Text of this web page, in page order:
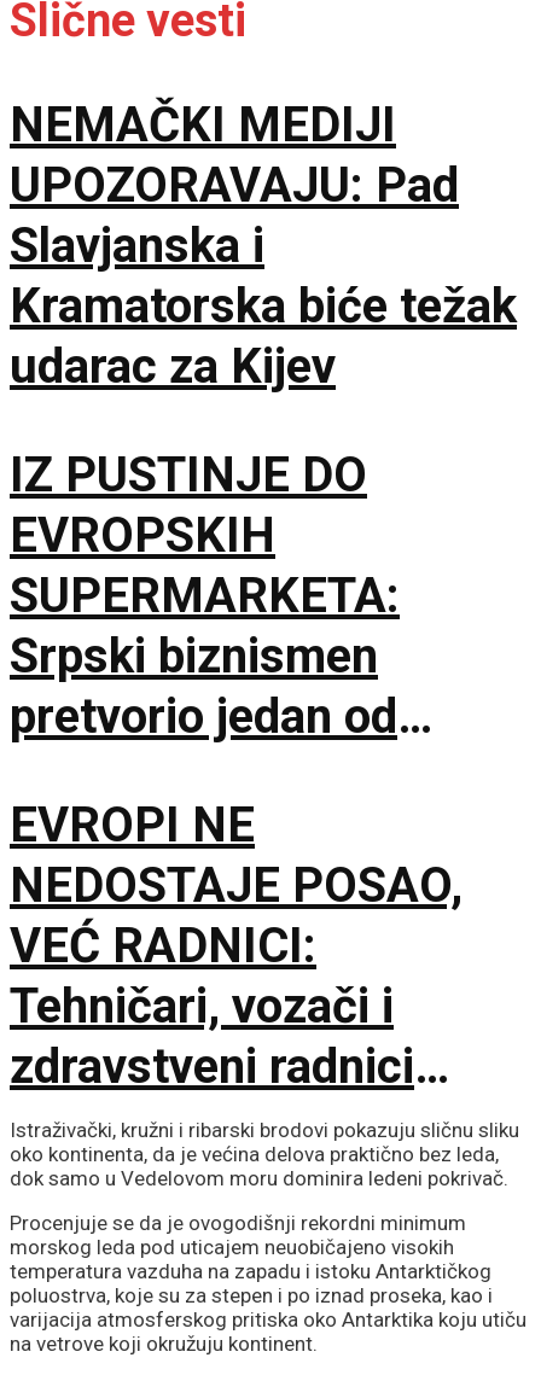
Slične vesti
NEMAČKI MEDIJI
UPOZORAVAJU: Pad
Slavjanska i
Kramatorska biće težak
udarac za Kijev
IZ PUSTINJE DO
EVROPSKIH
SUPERMARKETA:
Srpski biznismen
pretvorio jedan od
Namibije u carstvo
stonog grožđa
EVROPI NE
NEDOSTAJE POSAO,
VEĆ RADNICI:
Tehničari, vozači i
zdravstveni radnici
među najtraženijima
Istraživački, kružni i ribarski brodovi pokazuju sličnu sliku
oko kontinenta, da je većina delova praktično bez leda,
dok samo u Vedelovom moru dominira ledeni pokrivač.
Procenjuje se da je ovogodišnji rekordni minimum
morskog leda pod uticajem neuobičajeno visokih
temperatura vazduha na zapadu i istoku Antarktičkog
poluostrva, koje su za stepen i po iznad proseka, kao i
varijacija atmosferskog pritiska oko Antarktika koju utiču
na vetrove koji okružuju kontinent.